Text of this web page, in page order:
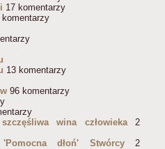
17 komentarzy
komentarzy
13 komentarzy
96 komentarzy
wina człowieka2
dłoń' Stwórcy2